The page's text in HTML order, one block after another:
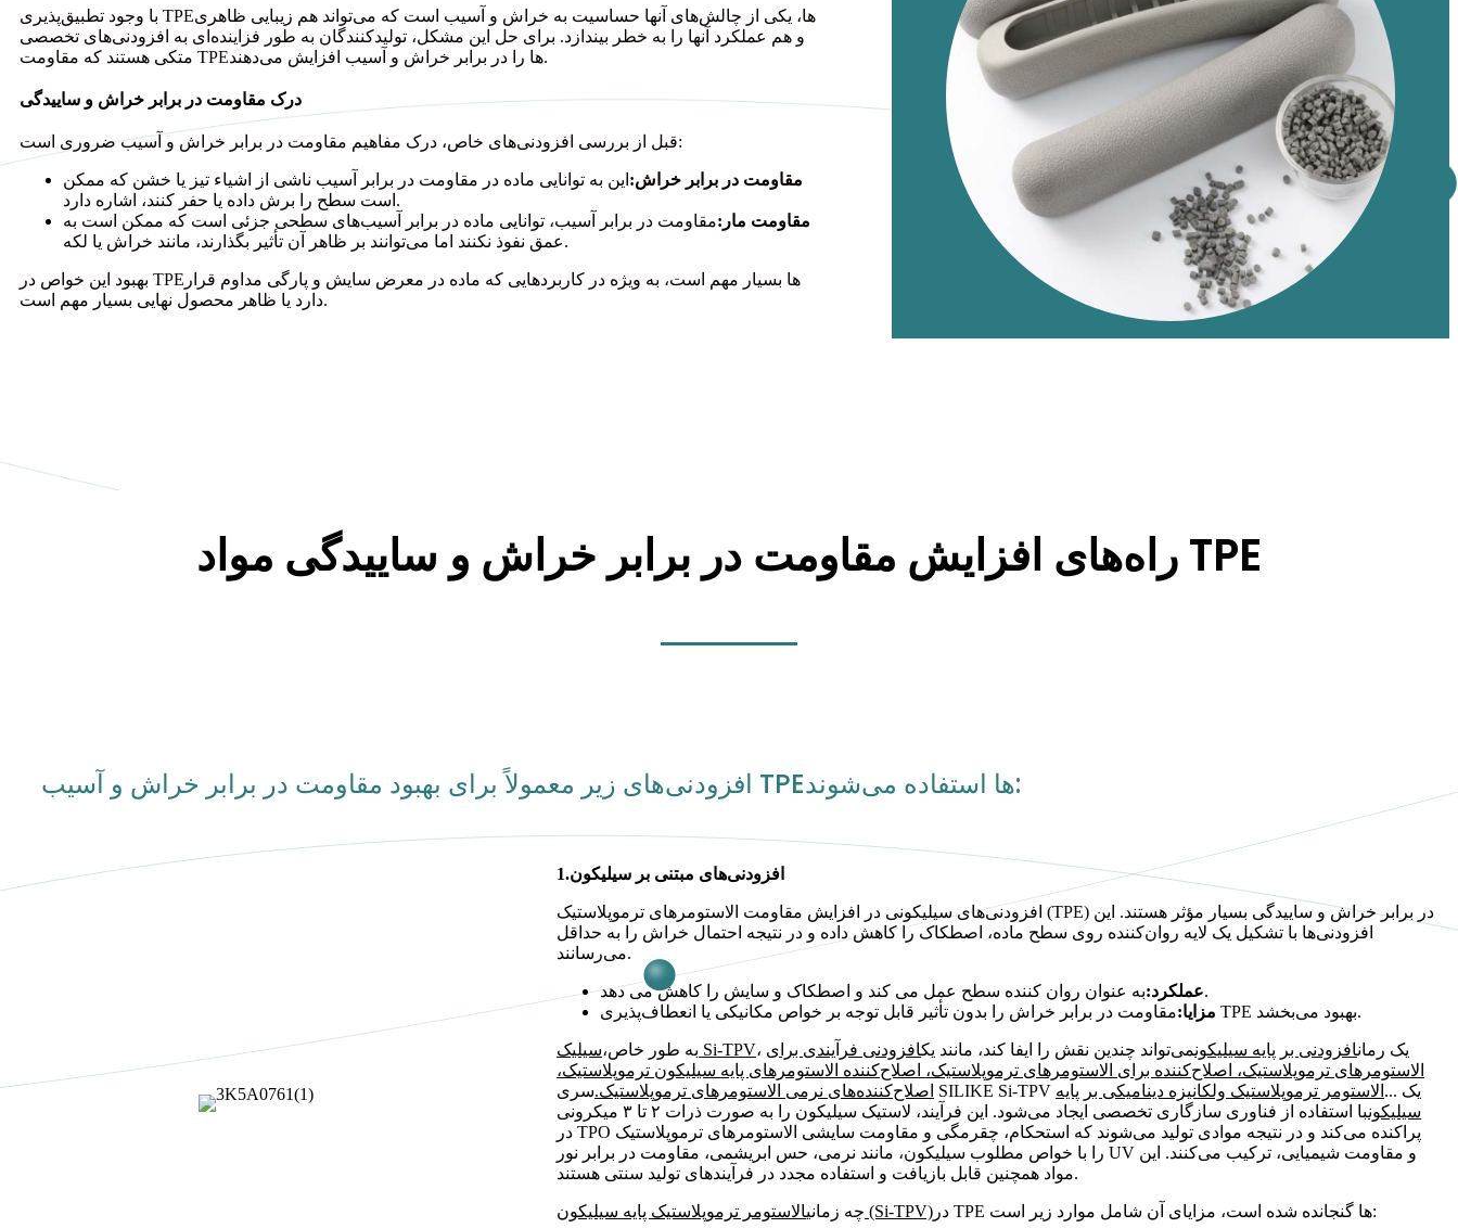
با وجود تطبیق‌پذیری TPEها، یکی از چالش‌های آنها حساسیت به خراش و آسیب است که می‌تواند هم زیبایی ظاهری
و هم عملکرد آنها را به خطر بیندازد. برای حل این مشکل، تولیدکنندگان به طور فزاینده‌ای به افزودنی‌های تخصصی
متکی هستند که مقاومت TPEها را در برابر خراش و آسیب افزایش می‌دهند.
درک مقاومت در برابر خراش و ساییدگی
قبل از بررسی افزودنی‌های خاص، درک مفاهیم مقاومت در برابر خراش و آسیب ضروری است:
مقاومت در برابر خراش: این به توانایی ماده در مقاومت در برابر آسیب ناشی از اشیاء تیز یا خشن که ممکن
است سطح را برش داده یا حفر کنند، اشاره دارد.
مقاومت مار:مقاومت در برابر آسیب، توانایی ماده در برابر آسیب‌های سطحی جزئی است که ممکن است به
عمق نفوذ نکنند اما می‌توانند بر ظاهر آن تأثیر بگذارند، مانند خراش یا لکه.
بهبود این خواص در TPEها بسیار مهم است، به ویژه در کاربردهایی که ماده در معرض سایش و پارگی مداوم قرار
دارد یا ظاهر محصول نهایی بسیار مهم است.
راه‌های افزایش مقاومت در برابر خراش و ساییدگی مواد TPE
افزودنی‌های زیر معمولاً برای بهبود مقاومت در برابر خراش و آسیب TPEها استفاده می‌شوند:
1.افزودنی‌های مبتنی بر سیلیکون
افزودنی‌های سیلیکونی در افزایش مقاومت الاستومرهای ترموپلاستیک (TPE) در برابر خراش و ساییدگی بسیار مؤثر هستند. این
افزودنی‌ها با تشکیل یک لایه روان‌کننده روی سطح ماده، اصطکاک را کاهش داده و در نتیجه احتمال خراش را به حداقل
می‌رسانند.
عملکرد:به عنوان روان کننده سطح عمل می کند و اصطکاک و سایش را کاهش می دهد.
مزایا:
مقاومت در برابر خراش را بدون تأثیر قابل توجه بر خواص مکانیکی یا انعطاف‌پذیری TPE بهبود می‌بخشد.
به طور خاص، سیلیک Si-TPV ، یک رمانافزودنی بر پایه سیلیکونمی‌تواند چندین نقش را ایفا کند، مانند یکافزودنی فرآیندی برای
الاستومرهای ترموپلاستیک، اصلاح‌کننده برای الاستومرهای ترموپلاستیک، اصلاح‌کننده الاستومرهای پایه سیلیکون ترموپلاستیک،
اصلاح‌کننده‌های نرمی الاستومرهای ترموپلاستیک.
سری SILIKE Si-TPV یک ... الاستومر ترموپلاستیک ولکانیزه دینامیکی بر پایه
سیلیکون
با استفاده از فناوری سازگاری تخصصی ایجاد می‌شود. این فرآیند، لاستیک سیلیکون را به صورت ذرات ۲ تا ۳ میکرونی
در TPO پراکنده می‌کند و در نتیجه موادی تولید می‌شوند که استحکام، چقرمگی و مقاومت سایشی الاستومرهای ترموپلاستیک
را با خواص مطلوب سیلیکون، مانند نرمی، حس ابریشمی، مقاومت در برابر نور UV و مقاومت شیمیایی، ترکیب می‌کنند. این
مواد همچنین قابل بازیافت و استفاده مجدد در فرآیندهای تولید سنتی هستند.
چه زمانی الاستومر ترموپلاستیک پایه سیلیکون (Si-TPV) در TPE ها گنجانده شده است، مزایای آن شامل موارد زیر است: